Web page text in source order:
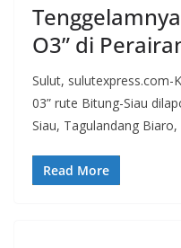
O3” di
Sulut, sulutexpress.com-
03” rute Bitung-Siau
Siau, Tagulandang
Read More